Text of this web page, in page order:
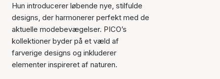
Hun introducerer løbende nye, stilfulde
designs, der harmonerer perfekt med de
aktuelle modebevægelser. PICO’s
kollektioner byder på et væld af
farverige designs og inkluderer
elementer inspireret af naturen.